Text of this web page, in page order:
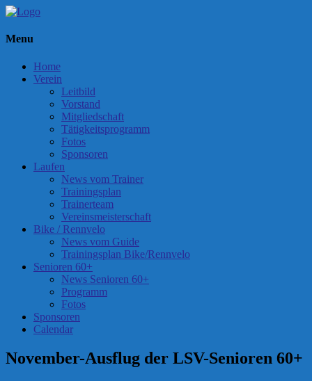
Menu
Home
Verein
Leitbild
Vorstand
Mitgliedschaft
Tätigkeitsprogramm
Fotos
Sponsoren
Laufen
News vom Trainer
Trainingsplan
Trainerteam
Vereinsmeisterschaft
Bike / Rennvelo
News vom Guide
Trainingsplan Bike/Rennvelo
Senioren 60+
News Senioren 60+
Programm
Fotos
Sponsoren
Calendar
November-Ausflug der LSV-Senioren 60+